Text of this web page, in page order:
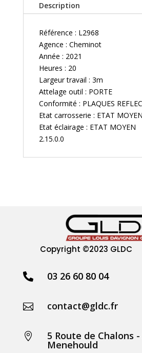
Description
Référence : L2968
Agence : Cheminot
Année : 2021
Heures : 20
Largeur travail : 3m
Attelage outil : PORTE
Conformité : PLAQUES
Etat carrosserie : ETAT MOYEN
Etat éclairage : ETAT MOYEN
2.15.0.0
Copyright ©2023 GLDC
 03 26 60 80 04
 contact@gldc.fr
 5 Route de Chalons
Menehould